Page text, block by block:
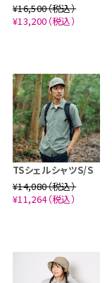
¥16,500（税込）
¥13,200（税込）
TSシェルシャツS/S
¥14,080（税込）
¥11,264（税込）